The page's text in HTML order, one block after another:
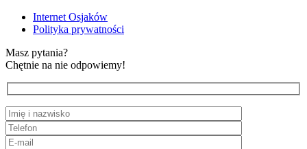
Internet Osjaków
Polityka prywatności
Masz pytania?
Chętnie na nie odpowiemy!